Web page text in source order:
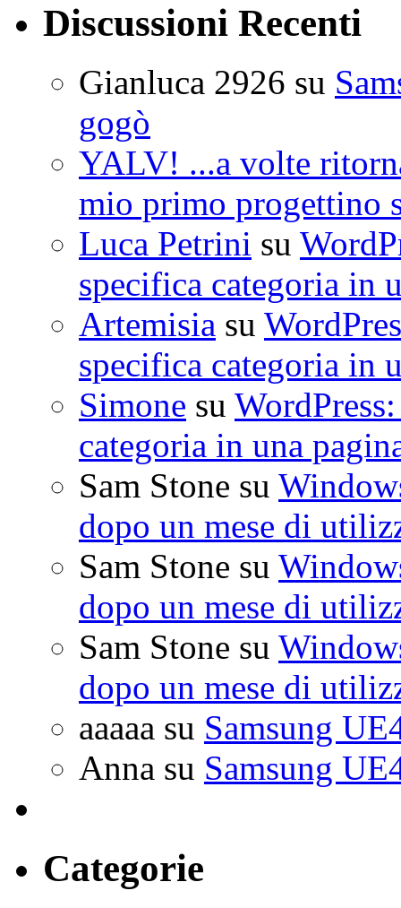
Discussioni Recenti
Gianluca 2926 su
gogò
YALV! ...a volte
mio primo progettino
Luca Petrini su
specifica categoria in
Artemisia su
specifica categoria in
Simone su
categoria in una
Sam Stone su
dopo un mese di
Sam Stone su
dopo un mese di
Sam Stone su
dopo un mese di
aaaaa su Samsung
Anna su Samsung
Categorie